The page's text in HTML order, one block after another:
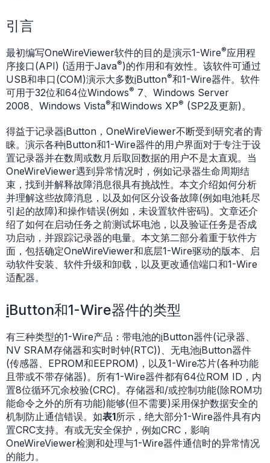
引言
最初编写OneWireViewer软件的目的是演示1-Wire®应用程
序接口(API) (适用于Java®)的作用和有效性。该软件可通过
USB和串口(COM)演示大多数iButton®和1-Wire器件。软件
可用于32位和64位Windows® 7、Windows Server
2008、Windows Vista®和Windows XP® (SP2及更新)。
得益于记录器iButton，OneWireViewer不断受到研究者的青
睐。演示各种iButton和1-Wire器件的用户界面对于专注于设
置记录器并在数周或数月后取回数据的用户不是太直观。当
OneWireViewer遇到异常情况时，例如记录器生命周期结
束，找到并解释故障消息很具有挑战性。本文介绍如何分析
并理解这些故障消息，以及如何区分设备故障(例如电池耗尽
引起的故障)和操作错误(例如，未设置软件密码)。文章还介
绍了如何在启动任务之前测试坏电池，以及验证任务是否成
功启动，并跟踪记录器的电量。本文第二部分着重于软件方
面，包括确定OneWireViewer和底层1-Wire驱动的版本、启
动软件安装、软件升级和卸载，以及更改通信端口和1-Wire
适配器。
iButton和1-Wire器件的类型
有三种类型的1-Wire产品：带电池的iButton器件(记录器、
NV SRAM存储器和实时时钟(RTC))、无电池iButton器件
(传感器、EPROM和EEPROM)，以及1-Wire芯片(各种功能
且带或不带存储器)。所有1-Wire器件都有64位ROM ID，内
置8位循环冗余校验(CRC)。存储器和/或控制功能(除ROM功
能命令之外的所有功能)能够(但不需要)采用保护数据安全的
机制防止通信错误。如表1所示，绝大部分1-Wire器件具有内
置CRC支持。有或无安全保护，例如CRC，影响
OneWireViewer检测和处理与1-Wire器件通信时的异常情况
的能力。